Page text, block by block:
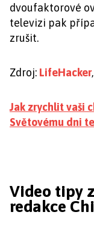
dvoufaktorové
televizi pak
zrušit.
Zdroj: LifeHacker,
Jak zrychlit vaši
Světovému dni
Video tipy
redakce